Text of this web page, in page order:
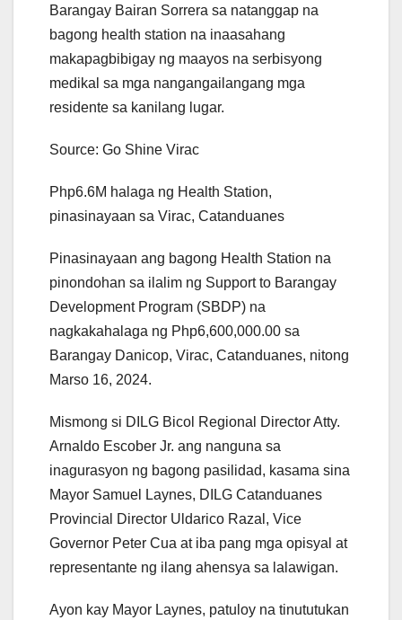
Barangay Bairan Sorrera sa natanggap na
bagong health station na inaasahang
makapagbibigay ng maayos na serbisyong
medikal sa mga nangangailangang mga
residente sa kanilang lugar.
Source: Go Shine Virac
Php6.6M halaga ng Health Station,
pinasinayaan sa Virac, Catanduanes
Pinasinayaan ang bagong Health Station na
pinondohan sa ilalim ng Support to Barangay
Development Program (SBDP) na
nagkakahalaga ng Php6,600,000.00 sa
Barangay Danicop, Virac, Catanduanes, nitong
Marso 16, 2024.
Mismong si DILG Bicol Regional Director Atty.
Arnaldo Escober Jr. ang nanguna sa
inagurasyon ng bagong pasilidad, kasama sina
Mayor Samuel Laynes, DILG Catanduanes
Provincial Director Uldarico Razal, Vice
Governor Peter Cua at iba pang mga opisyal at
representante ng ilang ahensya sa lalawigan.
Ayon kay Mayor Laynes, patuloy na tinututukan